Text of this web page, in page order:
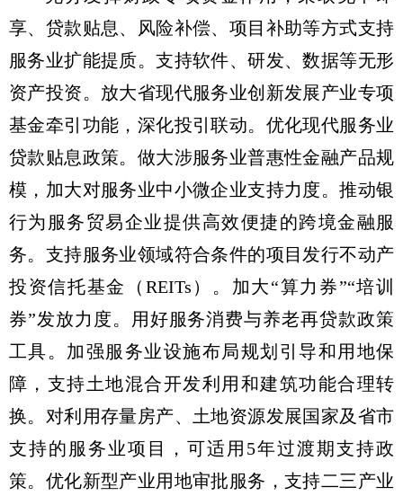
享、贷款贴息、风险补偿、项目补助等方式支持
服务业扩能提质。支持软件、研发、数据等无形
资产投资。放大省现代服务业创新发展产业专项
基金牵引功能，深化投引联动。优化现代服务业
贷款贴息政策。做大涉服务业普惠性金融产品规
模，加大对服务业中小微企业支持力度。推动银
行为服务贸易企业提供高效便捷的跨境金融服
务。支持服务业领域符合条件的项目发行不动产
投资信托基金（REITs）。加大“算力券”“培训
券”发放力度。用好服务消费与养老再贷款政策
工具。加强服务业设施布局规划引导和用地保
障，支持土地混合开发利用和建筑功能合理转
换。对利用存量房产、土地资源发展国家及省市
支持的服务业项目，可适用5年过渡期支持政
策。优化新型产业用地审批服务，支持二三产业